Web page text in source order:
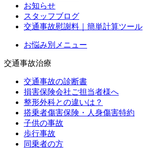
お知らせ
スタッフブログ
交通事故慰謝料｜簡単計算ツール
お悩み別メニュー
交通事故治療
交通事故の診断書
損害保険会社ご担当者様へ
整形外科との違いは？
搭乗者傷害保険・人身傷害特約
子供の事故
歩行事故
同乗者の方